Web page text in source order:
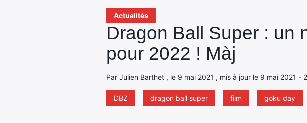
Actualités
Dragon Ball Super : un
pour 2022 ! Màj
Par Julien Barthet , le 9 mai 2021 , mis à jour le 9 mai 2021 -
DBZ dragon ball super film goku day